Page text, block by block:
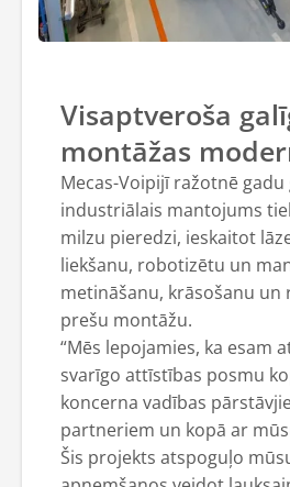
Visaptveroša
montāžas
Mecas-Voipijī ražotnē
industriālais mantojums
milzu pieredzi, ieskaitot
liekšanu, robotizētu un
metināšanu, krāsošanu un
prešu montāžu.
“Mēs lepojamies, ka esam
svarīgo attīstības posmu
koncerna vadības
partneriem un kopā ar
Šis projekts atspoguļo